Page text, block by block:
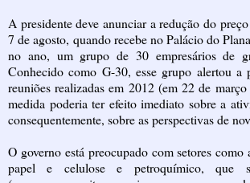
A presidente deve anunciar a redução do
7 de agosto, quando recebe no Palácio do
no ano, um grupo de 30 empresários de
Conhecido como G-30, esse grupo alertou a
reuniões realizadas em 2012 (em 22 de
medida poderia ter efeito imediato sobre a
consequentemente, sobre as perspectivas de
O governo está preocupado com setores
papel e celulose e petroquímico, que